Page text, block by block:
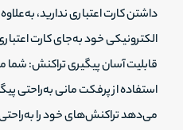
داشتن کارت اعتباری ندارید،
الکترونیکی خود به‌جای کارت
قابلیت آسان پیگیری تراکنش: شما
استفاده از پرفکت مانی به‌راحتی
می‌دهد تراکنش‌های خود را